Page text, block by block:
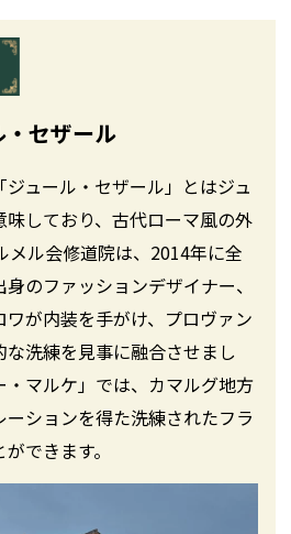
セザール
ュール・セザール」とはジュ
味しており、古代ローマ風の外
メル会修道院は、2014年に全
のファッションデザイナー、
が内装を手がけ、プロヴァン
洗練を見事に融合させまし
・マルケ」では、カマルグ地方
ションを得た洗練されたフラ
できます。